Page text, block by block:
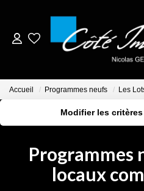
NOTRE
Accueil Programmes neufs Les
Modifier les
Surface min
Programmes
locaux